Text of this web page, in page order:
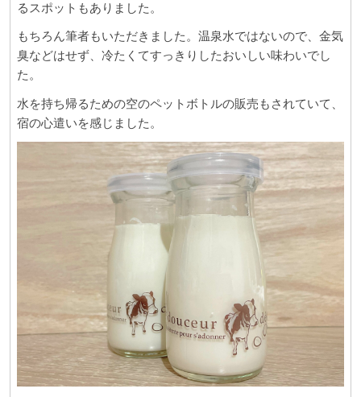
るスポットもありました。
もちろん筆者もいただきました。温泉水ではないので、金気
臭などはせず、冷たくてすっきりしたおいしい味わいでし
た。
水を持ち帰るための空のペットボトルの販売もされていて、
宿の心遣いを感じました。